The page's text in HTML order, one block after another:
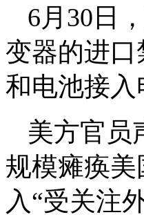
6月30日
变器的进
和电池接
美方官员
规模瘫痪
入“受关注